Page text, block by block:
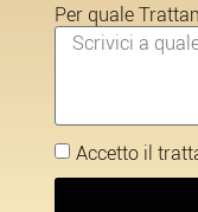
Per quale
Accetto il